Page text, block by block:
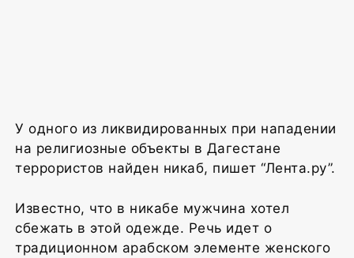
У одного из ликвидированных при нападении
на религиозные объекты в Дагестане
террористов найден никаб, пишет “Лента.ру”.
Известно, что в никабе мужчина хотел
сбежать в этой одежде. Речь идет о
традиционном арабском элементе женского